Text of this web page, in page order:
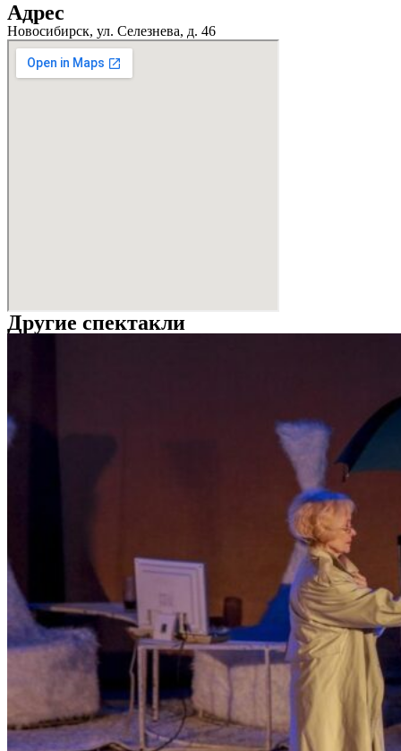
Адрес
Новосибирск, ул. Селезнева, д. 46
Другие спектакли